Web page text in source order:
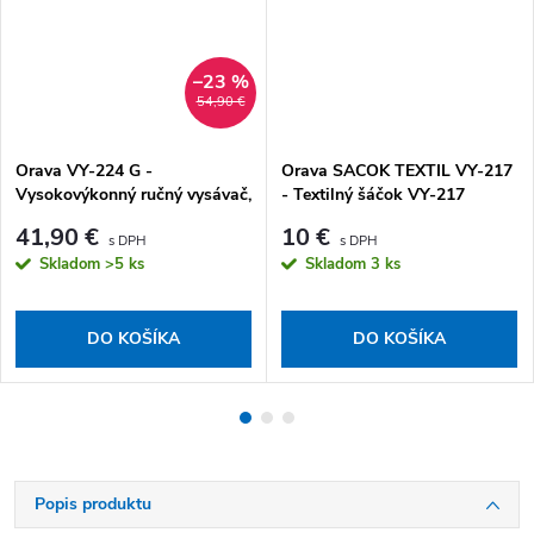
54,90 €
–23 %
Orava VY-224 G -
Vysokovýkonný ručný vysávač,
41,90 €
Skladom >5 ks
DO KOŠÍKA
Orava SACOK TEXTIL VY-217
- Textilný šáčok VY-217
10 €
Skladom 3 ks
DO KOŠÍKA
Popis produktu